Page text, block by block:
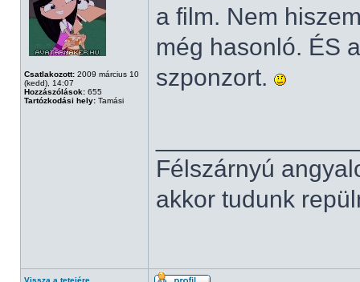
Csatlakozott: 2009 március 10
(kedd), 14:07
Hozzászólások: 655
Tartózkodási hely: Tamási
a film. Nem
még hasonló. ÉS
szponzort.
Félszárnyú
akkor tudunk
Vissza a tetejére